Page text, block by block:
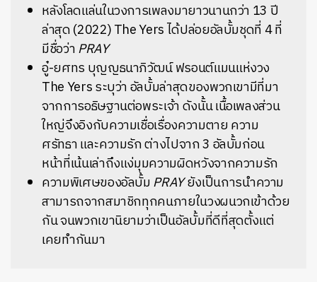
หลังโลดแล่นในวงการเพลงมายาวนานกว่า 13 ปี
ล่าสุด (2022) The Yers ได้ปล่อยอัลบั้มชุดที่ 4 ที่
มีชื่อว่าPRAY
อู๋-ยศทร บุญญธนาภิวัฒน์ ฟรอนต์แมนแห่งวง
The Yers ระบุว่า อัลบั้มล่าสุดของพวกเขามีที่มา
จากการอธิษฐานต่อพระเจ้า ดังนั้น เนื้อเพลงส่วน
ใหญ่จึงอิงกับความเชื่อเรื่องความตาย ความ
ศรัทธา และความรัก ต่างไปจาก 3 อัลบั้มก่อน
หน้าที่เน้นเล่าถึงแง่มุมความผิดหวังจากความรัก
ความพิเศษของอัลบั้มPRAYยังเป็นการนำความ
สามารถจากสมาชิกทุกคนภายในวงผนวกเข้าด้วย
กัน จนพวกเขานิยามว่าเป็นอัลบั้มที่ดีที่สุดตั้งแต่
เคยทำกันมา